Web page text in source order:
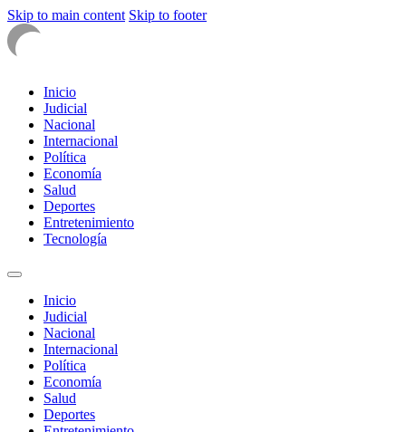
Skip to main content Skip to footer
Inicio
Judicial
Nacional
Internacional
Política
Economía
Salud
Deportes
Entretenimiento
Tecnología
Inicio
Judicial
Nacional
Internacional
Política
Economía
Salud
Deportes